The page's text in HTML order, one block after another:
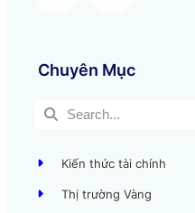
Chuyên Mục
Kiến thức tài chính
Thị trường Vàng